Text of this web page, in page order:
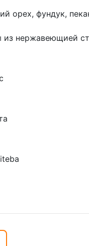
орех, фундук,
из нержавеющией